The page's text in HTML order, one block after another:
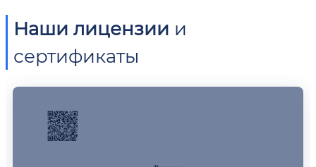
Наши лицензии и
сертификаты